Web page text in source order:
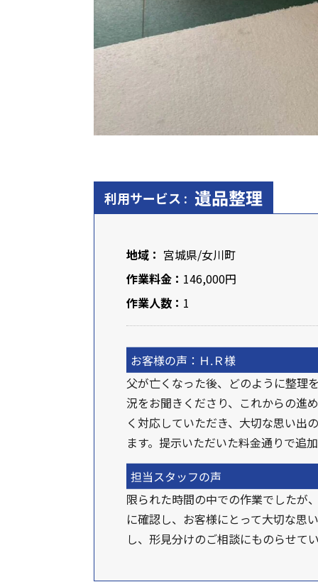
利用サービス : 遺品整理
地域： 宮城県/女川町
作業料金： 146,000円
作業人数： 1
お客様の声：Ｈ.Ｒ様
父が亡くなった後、どのように整理
況をお聞きくださり、これからの進
く対応していただき、大切な思い出
ます。提示いただいた料金通りで追
担当スタッフの声
限られた時間の中での作業でしたが
に確認し、お客様にとって大切な思
し、形見分けのご相談にものらせて